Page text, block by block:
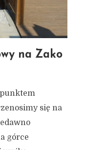
na Zako
się na
górce